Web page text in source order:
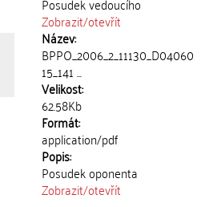
Zobrazit/otevřít
Název:
BPPO_2006_2_11130_D04060
15_141 ...
Velikost:
62.58Kb
Formát:
application/pdf
Popis:
Posudek oponenta
Zobrazit/otevřít